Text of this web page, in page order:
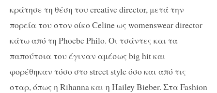
κράτησε τη θέση του creative director, μετά την
πορεία του στον οίκο Celine ως womenswear director
κάτω από τη Phoebe Philo. Οι τσάντες και τα
παπούτσια του έγιναν αμέσως big hit και
φορέθηκαν τόσο στο street style όσο και από τις
σταρ, όπως η Rihanna και η Hailey Bieber. Στα Fashion